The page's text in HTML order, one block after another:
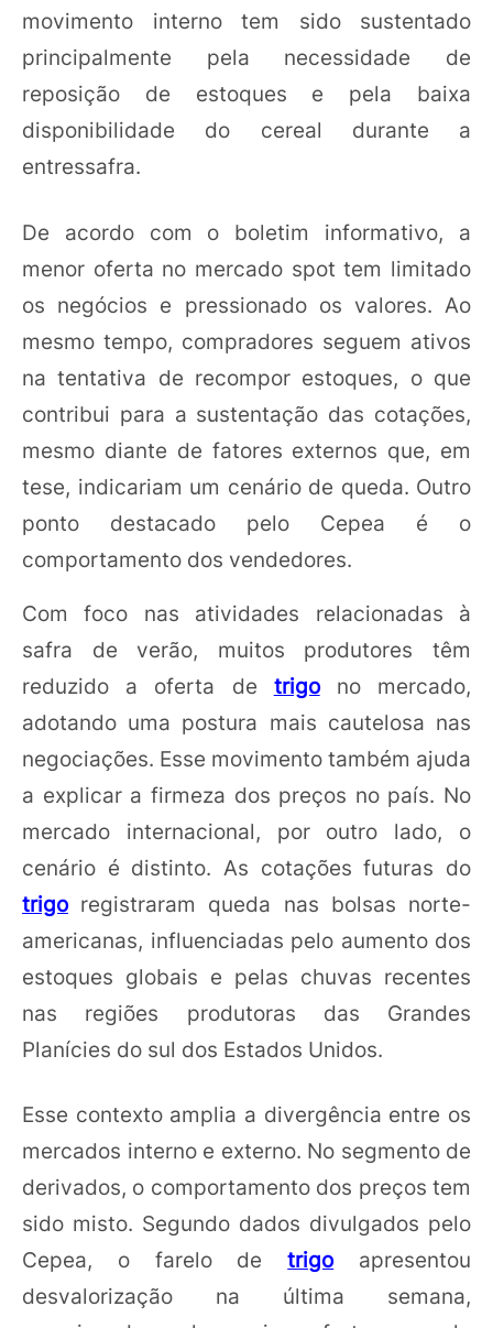
movimento interno tem sido sustentado
principalmente pela necessidade de
reposição de estoques e pela baixa
disponibilidade do cereal durante a
entressafra.
De acordo com o boletim informativo, a
menor oferta no mercado spot tem limitado
os negócios e pressionado os valores. Ao
mesmo tempo, compradores seguem ativos
na tentativa de recompor estoques, o que
contribui para a sustentação das cotações,
mesmo diante de fatores externos que, em
tese, indicariam um cenário de queda. Outro
ponto destacado pelo Cepea é o
comportamento dos vendedores.
Com foco nas atividades relacionadas à
safra de verão, muitos produtores têm
reduzido a oferta de trigono mercado,
adotando uma postura mais cautelosa nas
negociações. Esse movimento também ajuda
a explicar a firmeza dos preços no país. No
mercado internacional, por outro lado, o
cenário é distinto. As cotações futuras do
trigoregistraram queda nas bolsas norte-
americanas, influenciadas pelo aumento dos
estoques globais e pelas chuvas recentes
nas regiões produtoras das Grandes
Planícies do sul dos Estados Unidos.
Esse contexto amplia a divergência entre os
mercados interno e externo. No segmento de
derivados, o comportamento dos preços tem
sido misto. Segundo dados divulgados pelo
Cepea, o farelo detrigoapresentou
desvalorização na última semana,